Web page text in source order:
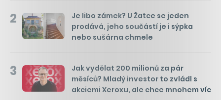
2
Je libo zámek? U Žatce se jeden
prodává, jeho součástí je i sýpka
nebo sušárna chmele
3
Jak vydělat 200 milionů za pár
měsíců? Mladý investor to zvládl s
akciemi Xeroxu, ale chce mnohem víc